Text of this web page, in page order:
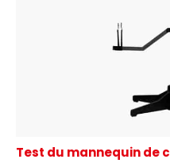
Test du mannequin de